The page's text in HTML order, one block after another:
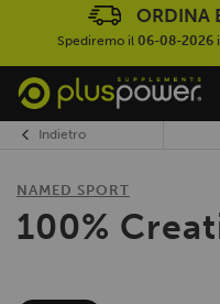
ORDINA
Spediremo il 06-08-2026
Indietro
NAMED SPORT
100%